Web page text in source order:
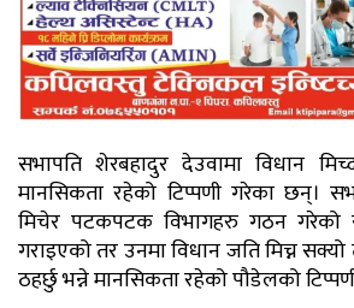
सभापति शेरबहादुर देउवामा विधान
मानसिकता रहेको टिप्पणी गरेका छन्।
मिचेर पटकपटक विभागहरु गठन गरेको
गराइएको तर उनमा विधान जति मिच्न
ठहर्छु भन्ने मानसिकता रहेको पौडेलको